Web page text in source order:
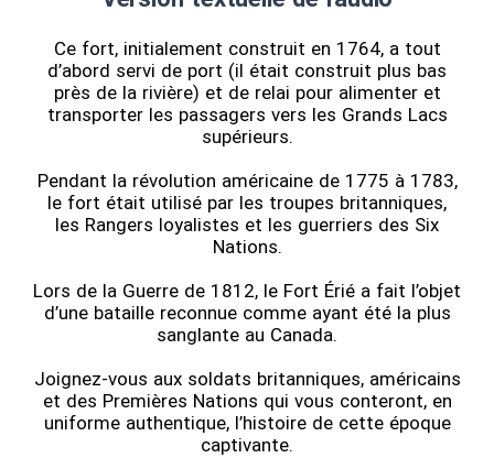
Ce fort, initialement construit en 1764, a tout
d’abord servi de port (il était construit plus bas
près de la rivière) et de relai pour alimenter et
transporter les passagers vers les Grands Lacs
supérieurs.
Pendant la révolution américaine de 1775 à 1783,
le fort était utilisé par les troupes britanniques,
les Rangers loyalistes et les guerriers des Six
Nations.
Lors de la Guerre de 1812, le Fort Érié a fait l’objet
d’une bataille reconnue comme ayant été la plus
sanglante au Canada.
Joignez-vous aux soldats britanniques, américains
et des Premières Nations qui vous conteront, en
uniforme authentique, l’histoire de cette époque
captivante.